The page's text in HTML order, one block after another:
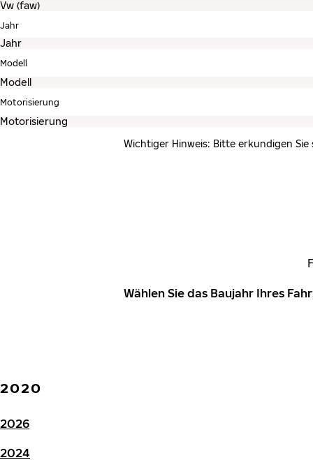
Jahr
Modell
Motorisierung
Wichtiger Hinweis: Bitte erkundigen
Wählen Sie das Baujahr Ihres
2020
2026
2024